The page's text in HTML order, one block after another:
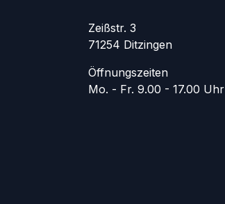
Zeißstr. 3
71254 Ditzingen
Öffnungszeiten
Mo. - Fr. 9.00 - 17.00 Uhr